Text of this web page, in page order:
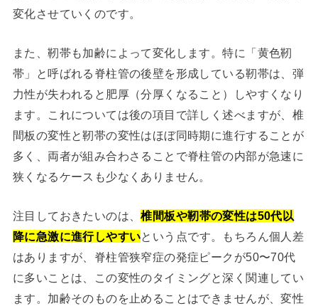
変化させていくのです。
また、靭帯も加齢によって変化します。特に「黄色靭
帯」と呼ばれる脊柱管の後壁を形成している靭帯は、弾
力性が失われると肥厚（分厚くなること）しやすくなり
ます。これについては後の項目で詳しく述べますが、椎
間板の変性と靭帯の変性はほぼ同時期に進行することが
多く、両者が組み合わさることで脊柱管の内部が急速に
狭くなるケースも少なくありません。
注目しておきたいのは、椎間板や靭帯の変性は50代以
降に急激に進行しやすいという点です。もちろん個人差
はありますが、脊柱管狭窄症の発症ピークが50〜70代
に多いことは、この変性のタイミングと深く関連してい
ます。加齢そのものを止めることはできませんが、変性